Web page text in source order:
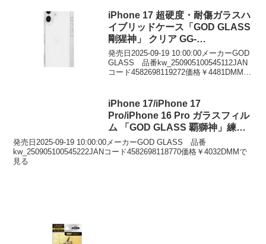
iPhone 17 超硬度・耐傷ガラスハ
イブリッドケース「GOD GLASS
剛猩神」 クリア GG-
IM25CGGSCL
発売日2025-09-19 10:00:00メーカーGOD
GLASS 品番kw_250905100545112JAN
コード4582698119272価格￥4481DMMで
iPhone 17/iPhone 17
Pro/iPhone 16 Pro ガラスフィル
ム 「GOD GLASS 覇獅神」練磨
ブルーライトカット GG-
IM25GLB
発売日2025-09-19 10:00:00メーカーGOD GLASS 品番
kw_250905100545222JANコード4582698118770価格￥4032DMMで
見る